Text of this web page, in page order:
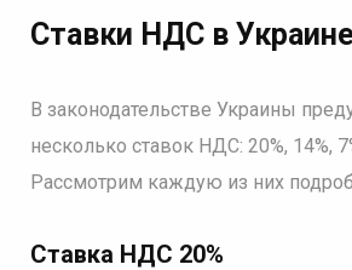
Ставки НДС в Украине
В законодательстве Украины
несколько ставок НДС: 20%, 14%,
Рассмотрим каждую из них
Ставка НДС 20%